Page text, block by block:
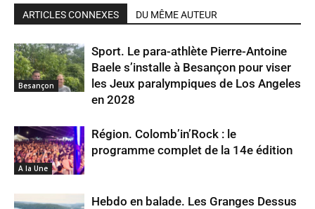
ARTICLES CONNEXES DU MÊME AUTEUR
Besançon
Sport. Le para-athlète Pierre-Antoine
Baele s’installe à Besançon pour viser
les Jeux paralympiques de Los Angeles
en 2028
A la Une
Région. Colomb’in’Rock : le
programme complet de la 14e édition
Hebdo en balade. Les Granges Dessus